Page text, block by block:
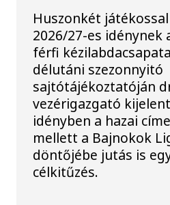
Huszonkét
2026/27-es idénynek
férfi
délutáni szezonnyitó
sajtótájékoztatóján
vezérigazgató
idényben a hazai
mellett a Bajnokok
döntőjébe jutás is
célkitűzés.